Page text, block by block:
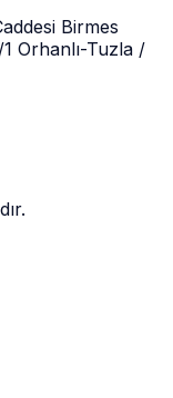
Birmes
Orhanlı-Tuzla /